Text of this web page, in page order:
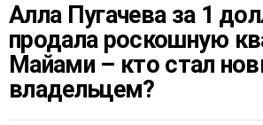
Алла Пугачева за 1
продала роскошную
Майами – кто стал
владельцем?